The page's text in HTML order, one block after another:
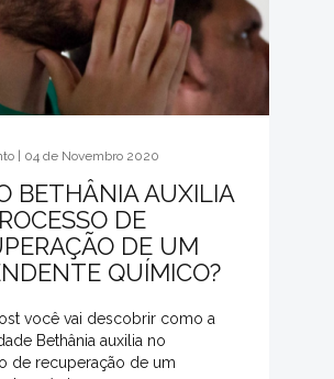
| 04 de Novembro 2020
BETHÂNIA AUXILIA
DE
DE UM
QUÍMICO?
você vai descobrir como a
Bethânia auxilia no
de recuperação de um